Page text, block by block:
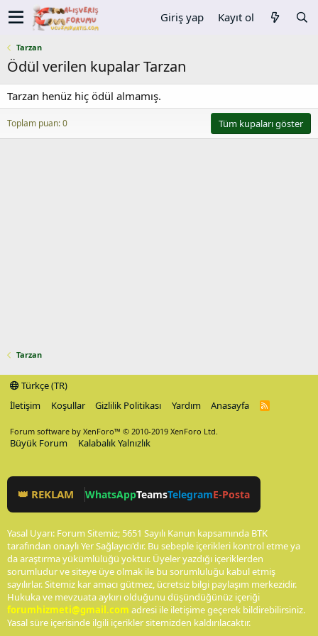
Giriş yap Kayıt ol
Tarzan
Ödül verilen kupalar Tarzan
Tarzan henüz hiç ödül almamış.
Toplam puan: 0 Tüm kupaları göster
Tarzan
Türkçe (TR)
İletişim
Koşullar Gizlilik Politikası Yardım Anasayfa
R
Forum software by XenForo™ © 2010-2019 XenForo Ltd.
Büyük Forum Kalabalık Yalnızlık
👑 REKLAM WhatsAppTeamsTelegramE-Posta
Yasal Uyarı: Forum Sitemiz; 5651 Sayılı Kanun kapsamında BTK
tarafından onaylı Yer Sağlayıcı'dır. Bu sebeple içerikleri kontrol etme ya
da araştırma yükümlülüğü yoktur. Üyeler yazdığı içeriklerden
sorumludur ve siteye üye olmak ile bu sorumluluğu kabul etmiş
sayılırlar. Sitemiz kar amacı gütmez, ücretsiz bilgi paylaşım merkezidir.
Hukuka ve mevzuata aykırı olduğunu düşündüğünüz içeriği
forumhizmeti@gmail.com adresi ile iletişime geçerek bildirebilirsiniz.
Yasal süre içerisinde ilgili içerikler sitemizden kaldırılacaktır.